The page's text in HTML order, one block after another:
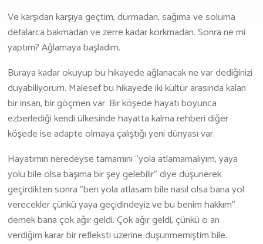
İş Birliği Ve Sponsorluk
Ve karşıdan karşıya geçtim, durmadan, sağıma ve soluma
defalarca bakmadan ve zerre kadar korkmadan. Sonra ne mi
yaptım? Ağlamaya başladım.
Buraya kadar okuyup bu hikayede ağlanacak ne var dediğinizi
duyabiliyorum. Malesef bu hikayede iki kültür arasında kalan
bir insan, bir göçmen var. Bir köşede hayatı boyunca
ezberlediği kendi ülkesinde hayatta kalma rehberi diğer
köşede ise adapte olmaya çalıştığı yeni dünyası var.
Hayatımın neredeyse tamamını ‘’yola atlamamalıyım, yaya
yolu bile olsa başıma bir şey gelebilir’’ diye düşünerek
geçirdikten sonra ‘’ben yola atlasam bile nasıl olsa bana yol
verecekler çünkü yaya geçidindeyiz ve bu benim hakkım’’
demek bana çok ağır geldi. Çok ağır geldi, çünkü o an
verdiğim karar bir refleksti üzerine düşünmemiştim bile.